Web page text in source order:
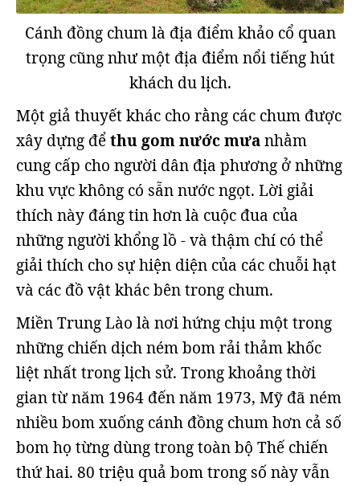
Cánh đồng chum là địa điểm khảo cổ quan
trọng cũng như một địa điểm nổi tiếng hút
khách du lịch.
Một giả thuyết khác cho rằng các chum được
xây dựng đểthu gom nước mưanhằm
cung cấp cho người dân địa phương ở những
khu vực không có sẵn nước ngọt. Lời giải
thích này đáng tin hơn là cuộc đua của
những người khổng lồ - và thậm chí có thể
giải thích cho sự hiện diện của các chuỗi hạt
và các đồ vật khác bên trong chum.
Miền Trung Lào là nơi hứng chịu một trong
những chiến dịch ném bom rải thảm khốc
liệt nhất trong lịch sử. Trong khoảng thời
gian từ năm 1964 đến năm 1973, Mỹ đã ném
nhiều bom xuống cánh đồng chum hơn cả số
bom họ từng dùng trong toàn bộ Thế chiến
thứ hai. 80 triệu quả bom trong số này vẫn